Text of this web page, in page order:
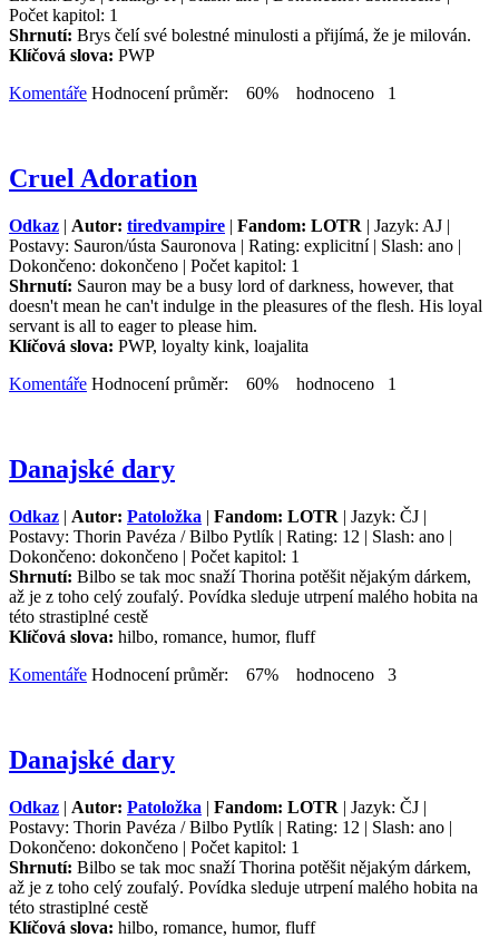
Počet kapitol: 1
Shrnutí: Brys čelí své bolestné minulosti a přijímá, že je milován.
Klíčová slova: PWP
Komentáře Hodnocení průměr: 60% hodnoceno 1
Cruel Adoration
Odkaz | Autor: tiredvampire | Fandom: LOTR | Jazyk: AJ |
Postavy: Sauron/ústa Sauronova | Rating: explicitní | Slash: ano |
Dokončeno: dokončeno | Počet kapitol: 1
Shrnutí: Sauron may be a busy lord of darkness, however, that
doesn't mean he can't indulge in the pleasures of the flesh. His loyal
servant is all to eager to please him.
Klíčová slova: PWP, loyalty kink, loajalita
Komentáře Hodnocení průměr: 60% hodnoceno 1
Danajské dary
Odkaz | Autor: Patoložka | Fandom: LOTR | Jazyk: ČJ |
Postavy: Thorin Pavéza / Bilbo Pytlík | Rating: 12 | Slash: ano |
Dokončeno: dokončeno | Počet kapitol: 1
Shrnutí: Bilbo se tak moc snaží Thorina potěšit nějakým dárkem,
až je z toho celý zoufalý. Povídka sleduje utrpení malého hobita na
této strastiplné cestě
Klíčová slova: hilbo, romance, humor, fluff
Komentáře Hodnocení průměr: 67% hodnoceno 3
Danajské dary
Odkaz | Autor: Patoložka | Fandom: LOTR | Jazyk: ČJ |
Postavy: Thorin Pavéza / Bilbo Pytlík | Rating: 12 | Slash: ano |
Dokončeno: dokončeno | Počet kapitol: 1
Shrnutí: Bilbo se tak moc snaží Thorina potěšit nějakým dárkem,
až je z toho celý zoufalý. Povídka sleduje utrpení malého hobita na
této strastiplné cestě
Klíčová slova: hilbo, romance, humor, fluff